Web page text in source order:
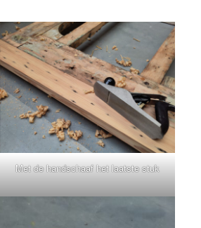
Met de handschaaf het laatste stuk